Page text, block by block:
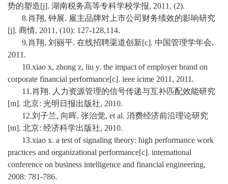
势的塑造[j]. 湖南税务高等专科学校学报, 2011, (2).
8.肖翔, 钟展. 雇主品牌对上市公司财务绩效的影响研究
[j]. 商情, 2011, (10): 127-128,114.
9.肖翔, 刘丽平. 在线招聘渠道创新[c]. 中国管理学年会,
2011.
10.xiao x, zhong z, liu y. the impact of employer brand on
corporate financial performance[c]. ieee icime 2011, 2011.
11.肖翔. 人力资源管理的信号传递与互补匹配效能研究
[m]. 北京: 光明日报出版社, 2010.
12.刘子兰, 向晖, 张治觉, et al. 消费经济前沿理论研究
[m]. 北京: 经济科学出版社, 2010.
13.xiao x. a test of signaling theory: high performance work
practices and organizational performance[c]. international
conference on business intelligence and financial engineering,
2008: 781-786.